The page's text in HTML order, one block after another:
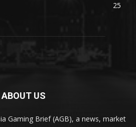
25
ABOUT US
Gaming Brief (AGB), a news, market